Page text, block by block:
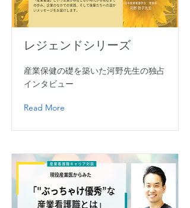
レジェンドシリーズ
産業保健の礎を築いた河野先生の独占
インタビュー
Read More